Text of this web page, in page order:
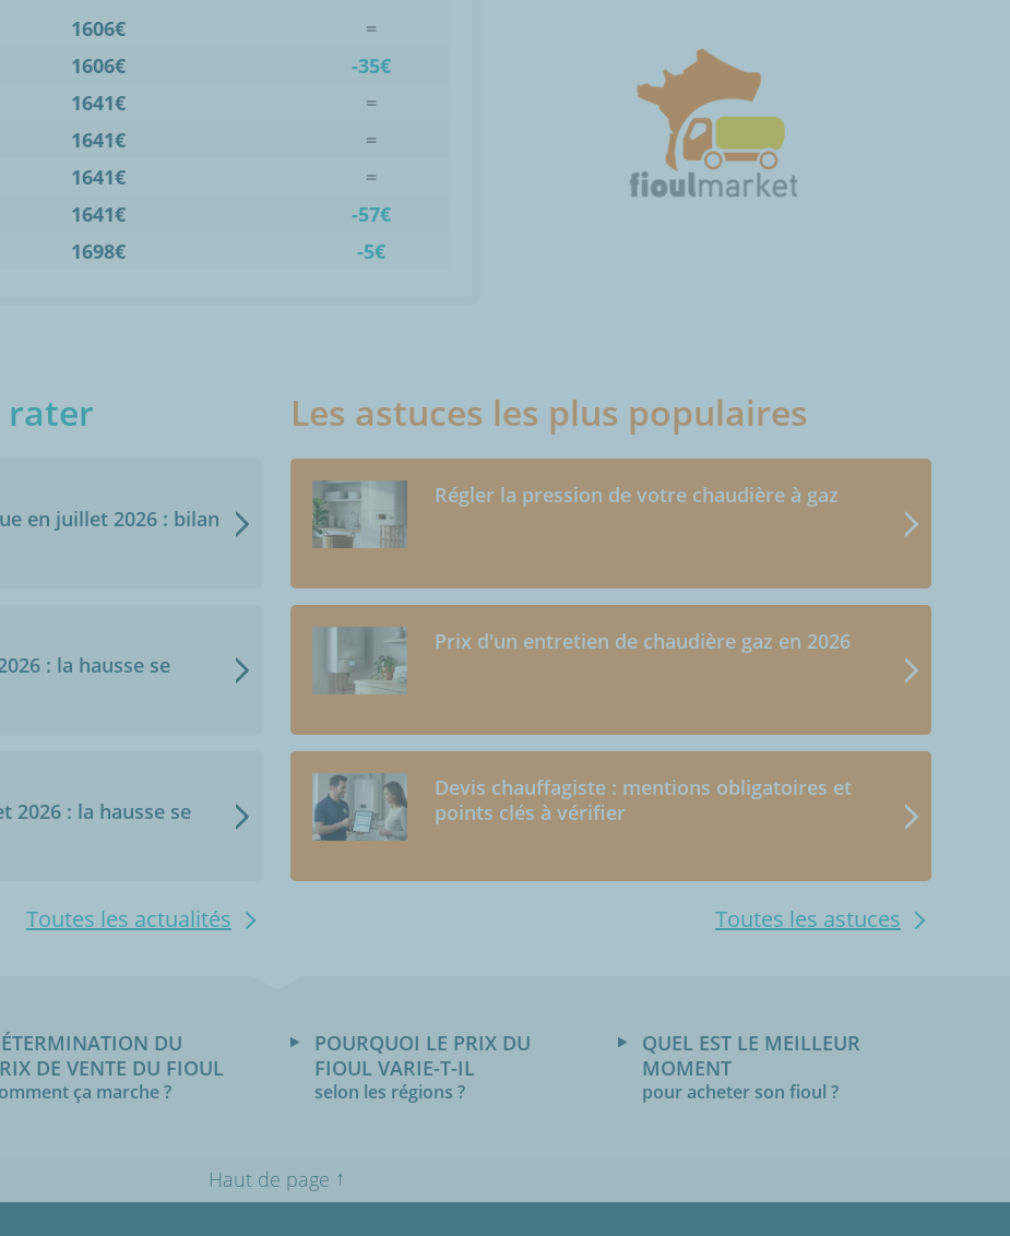
1606€
=
1606€
-35€
1641€
=
1641€
=
1641€
=
1641€
-57€
1698€ -5€
rater
en juillet 2026 : bilan
: la hausse se
2026 : la hausse se
Toutes les actualités
Les astuces les plus populaires
Régler la pression de votre chaudière à gaz
Prix d'un entretien de chaudière gaz en 2026
Devis chauffagiste : mentions obligatoires et
points clés à vérifier
Toutes les astuces
DU
DE VENTE DU FIOUL
ça marche ?
POURQUOI LE PRIX DU
FIOUL VARIE-T-IL
selon les régions ?
QUEL EST LE MEILLEUR
MOMENT
pour acheter son fioul ?
Haut de page ↑